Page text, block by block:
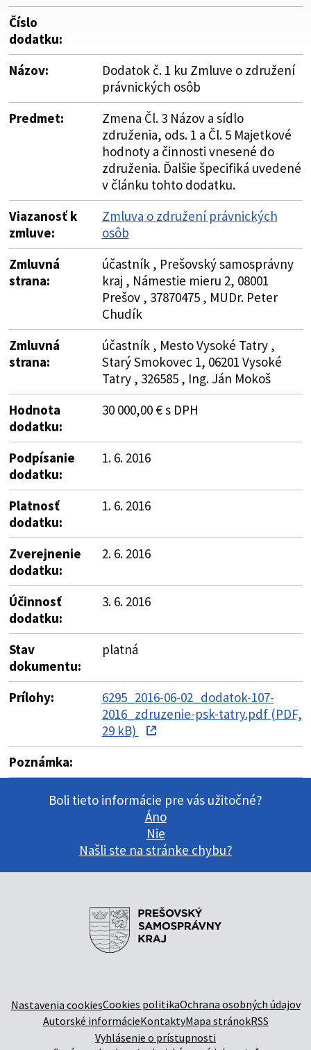
Číslo
dodatku:
Názov:
Dodatok č. 1 ku Zmluve o združení
právnických osôb
Predmet:
Zmena Čl. 3 Názov a sídlo
združenia, ods. 1 a Čl. 5 Majetkové
hodnoty a činnosti vnesené do
združenia. Ďalšie špecifiká uvedené
v článku tohto dodatku.
Viazanosť k
zmluve:
Zmluva o združení právnických
osôb
Zmluvná
strana:
účastník , Prešovský samosprávny
kraj , Námestie mieru 2, 08001
Prešov , 37870475 , MUDr. Peter
Chudík
Zmluvná
strana:
účastník , Mesto Vysoké Tatry ,
Starý Smokovec 1, 06201 Vysoké
Tatry , 326585 , Ing. Ján Mokoš
Hodnota
dodatku:
30 000,00 € s DPH
Podpísanie
dodatku:
1. 6. 2016
Platnosť
dodatku:
1. 6. 2016
Zverejnenie
dodatku:
2. 6. 2016
Účinnosť
dodatku:
3. 6. 2016
Stav
dokumentu:
platná
Prílohy:
6295_2016-06-02_dodatok-107-
2016_zdruzenie-psk-tatry.pdf (PDF,
29 kB)
Poznámka:
Boli tieto informácie pre vás užitočné?
Áno
Nie
Našli ste na stránke chybu?
Nastavenia cookiesCookies politikaOchrana osobných údajov
Autorské informácieKontaktyMapa stránokRSS
Vyhlásenie o prístupnosti